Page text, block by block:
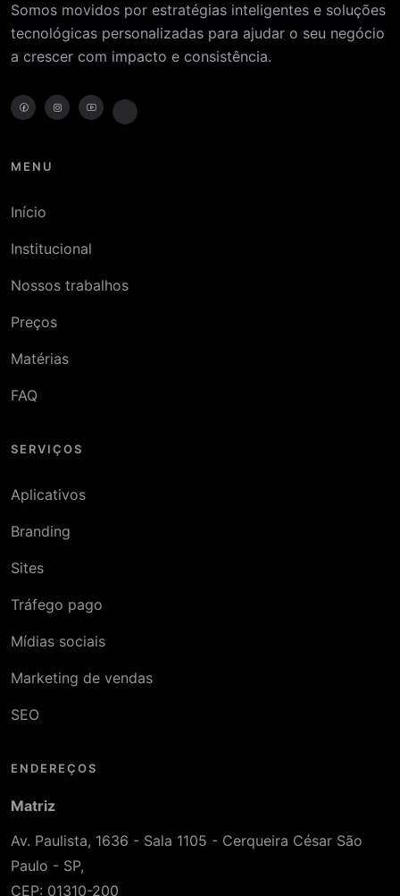
Somos movidos por estratégias inteligentes e soluções
tecnológicas personalizadas para ajudar o seu negócio
a crescer com impacto e consistência.
MENU
Início
Institucional
Nossos trabalhos
Preços
Matérias
FAQ
SERVIÇOS
Aplicativos
Branding
Sites
Tráfego pago
Mídias sociais
Marketing de vendas
SEO
ENDEREÇOS
Matriz
Av. Paulista, 1636 - Sala 1105 - Cerqueira César São
Paulo - SP,
CEP: 01310-200